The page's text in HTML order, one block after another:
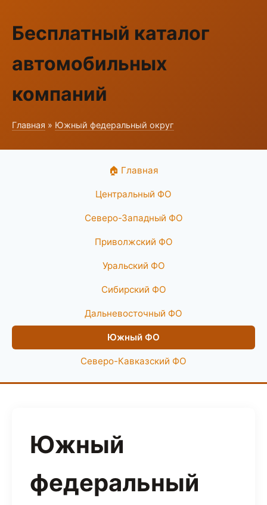
Бесплатный каталог
автомобильных
компаний
Главная » Южный федеральный округ
🏠 Главная
Центральный ФО
Северо-Западный ФО
Приволжский ФО
Уральский ФО
Сибирский ФО
Дальневосточный ФО
Южный ФО
Северо-Кавказский ФО
Южный
федеральный